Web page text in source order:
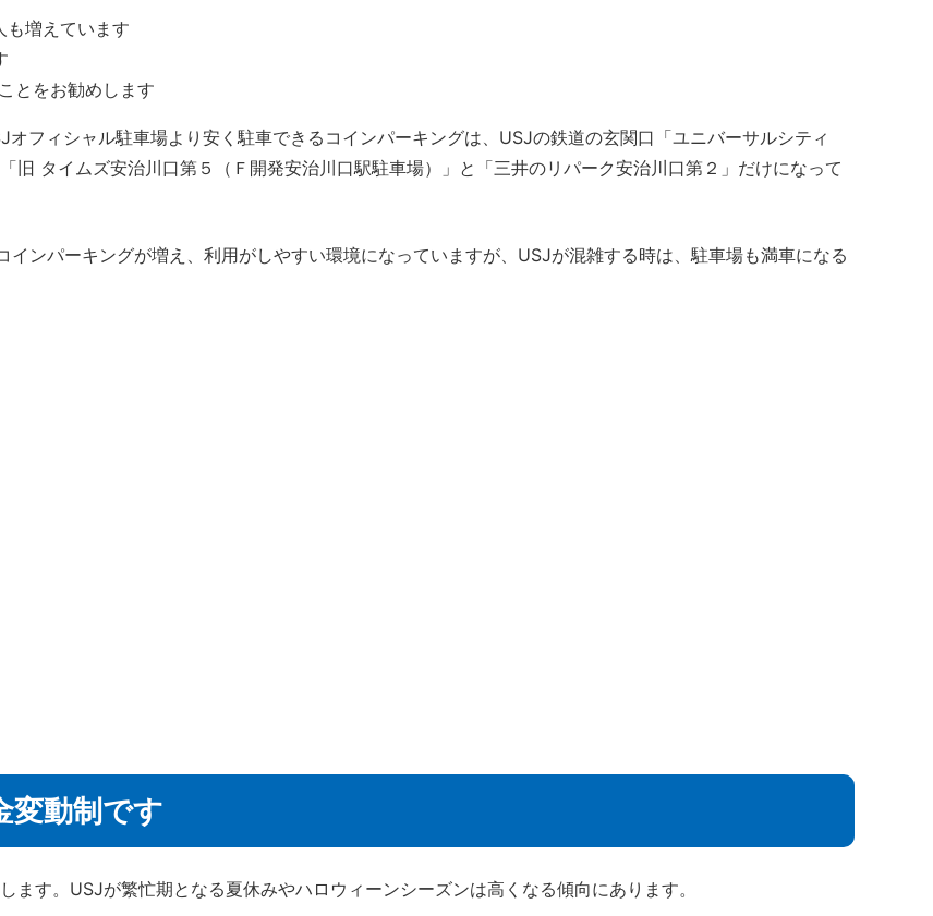
も増えています
とをお勧めします
フィシャル駐車場より安く駐車できるコインパーキングは、USJの鉄道の玄関口「ユニバーサルシティ
旧 タイムズ安治川口第５（Ｆ開発安治川口駅駐車場）」と「三井のリパーク安治川口第２」だけになって
ンパーキングが増え、利用がしやすい環境になっていますが、USJが混雑する時は、駐車場も満車になる
変動制です
す。USJが繁忙期となる夏休みやハロウィーンシーズンは高くなる傾向にあります。